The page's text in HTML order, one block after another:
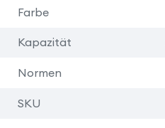
Farbe
Kapazität
Normen
SKU